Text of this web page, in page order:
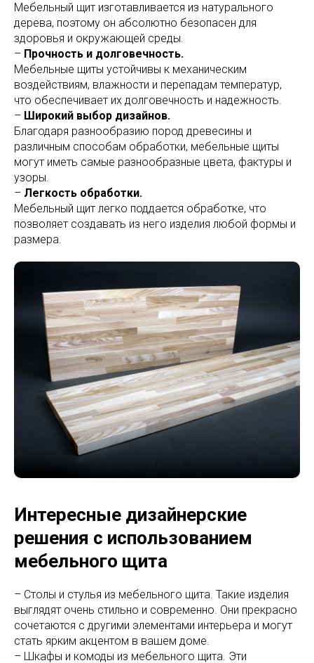
Мебельный щит изготавливается из натурального
дерева, поэтому он абсолютно безопасен для
здоровья и окружающей среды.
– Прочность и долговечность.
Мебельные щиты устойчивы к механическим
воздействиям, влажности и перепадам температур,
что обеспечивает их долговечность и надежность.
– Широкий выбор дизайнов.
Благодаря разнообразию пород древесины и
различным способам обработки, мебельные щиты
могут иметь самые разнообразные цвета, фактуры и
узоры.
– Легкость обработки.
Мебельный щит легко поддается обработке, что
позволяет создавать из него изделия любой формы и
размера.
Интересные дизайнерские
решения с использованием
мебельного щита
– Столы и стулья из мебельного щита. Такие изделия
выглядят очень стильно и современно. Они прекрасно
сочетаются с другими элементами интерьера и могут
стать ярким акцентом в вашем доме.
– Шкафы и комоды из мебельного щита. Эти